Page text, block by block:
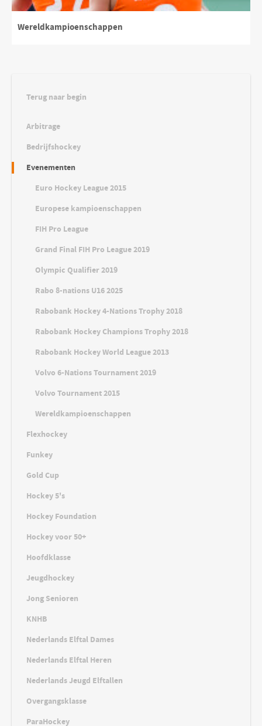
Wereldkampioenschappen
Terug naar begin
Arbitrage
Bedrijfshockey
Evenementen
Euro Hockey League 2015
Europese kampioenschappen
FIH Pro League
Grand Final FIH Pro League 2019
Olympic Qualifier 2019
Rabo 8-nations U16 2025
Rabobank Hockey 4-Nations Trophy 2018
Rabobank Hockey Champions Trophy 2018
Rabobank Hockey World League 2013
Volvo 6-Nations Tournament 2019
Volvo Tournament 2015
Wereldkampioenschappen
Flexhockey
Funkey
Gold Cup
Hockey 5's
Hockey Foundation
Hockey voor 50+
Hoofdklasse
Jeugdhockey
Jong Senioren
KNHB
Nederlands Elftal Dames
Nederlands Elftal Heren
Nederlands Jeugd Elftallen
Overgangsklasse
ParaHockey